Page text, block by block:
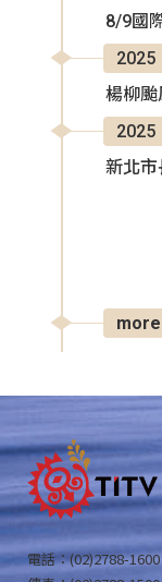
8/9國
2025
楊柳颱
2025
新北市
more
電話：(02)2788-1600